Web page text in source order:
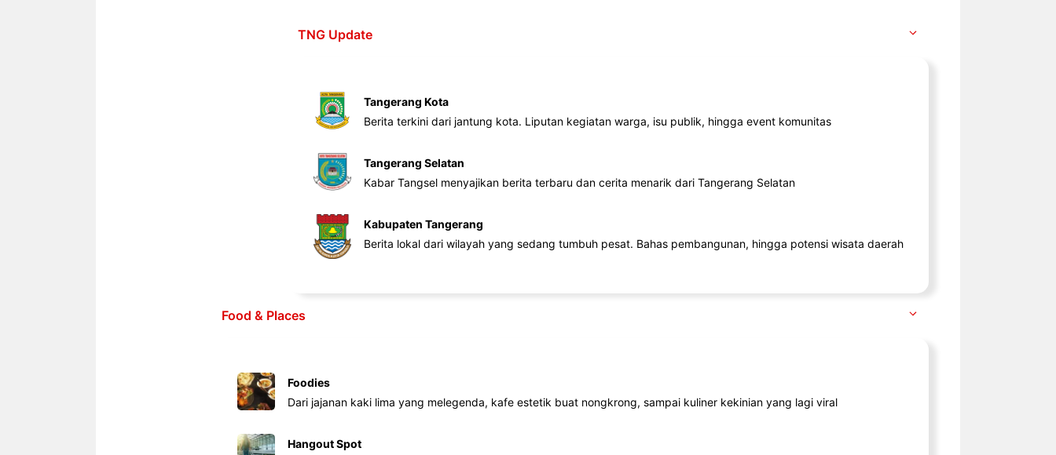
TNG Update
Tangerang Kota
Berita terkini dari jantung kota. Liputan kegiatan warga, isu publik, hingga event komunitas
Tangerang Selatan
Kabar Tangsel menyajikan berita terbaru dan cerita menarik dari Tangerang Selatan
Kabupaten Tangerang
Berita lokal dari wilayah yang sedang tumbuh pesat. Bahas pembangunan, hingga potensi wisata daerah
Food & Places
Foodies
Dari jajanan kaki lima yang melegenda, kafe estetik buat nongkrong, sampai kuliner kekinian yang lagi viral
Hangout Spot